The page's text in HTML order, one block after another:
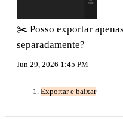
✂️ Posso exportar
separadamente?
Jun 29, 2026 1:45 PM
Exportar e baixar